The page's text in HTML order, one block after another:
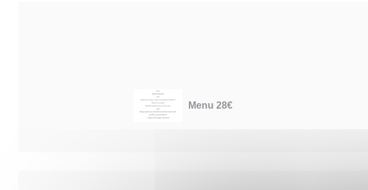
Menu 28€